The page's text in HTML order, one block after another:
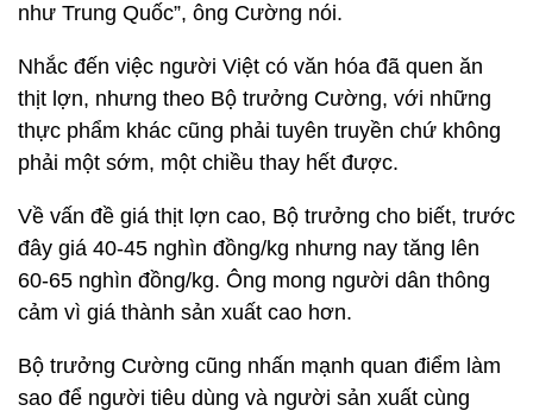
như Trung Quốc”, ông Cường nói.
Nhắc đến việc người Việt có văn hóa đã quen ăn
thịt lợn, nhưng theo Bộ trưởng Cường, với những
thực phẩm khác cũng phải tuyên truyền chứ không
phải một sớm, một chiều thay hết được.
Về vấn đề giá thịt lợn cao, Bộ trưởng cho biết, trước
đây giá 40-45 nghìn đồng/kg nhưng nay tăng lên
60-65 nghìn đồng/kg. Ông mong người dân thông
cảm vì giá thành sản xuất cao hơn.
Bộ trưởng Cường cũng nhấn mạnh quan điểm làm
sao để người tiêu dùng và người sản xuất cùng